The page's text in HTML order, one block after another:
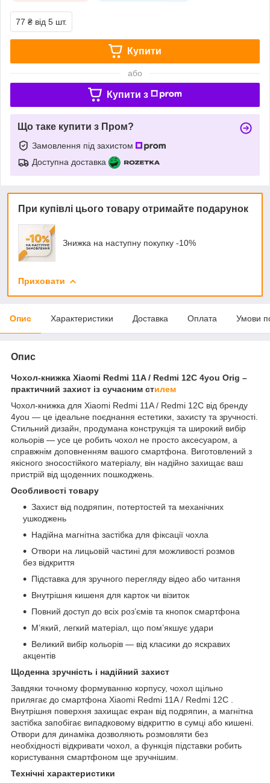
77 ₴ від 5 шт.
Купити
або
Купити з
Що таке купити з Пром?
Замовлення під захистом
Доступна доставка
При купівлі цього товару отримайте подарунок
Знижка на наступну покупку -10%
Приховати
Опис Характеристики Доставка Оплата Умови
Опис
Чохол-книжка Xiaomi Redmi 11A / Redmi 12C 4you Orig –
практичний захист із сучасним стилем
Чохол-книжка для Xiaomi Redmi 11A / Redmi 12C від бренду
4you — це ідеальне поєднання естетики, захисту та зручності.
Стильний дизайн, продумана конструкція та широкий вибір
кольорів — усе це робить чохол не просто аксесуаром, а
справжнім доповненням вашого смартфона. Виготовлений з
якісного зносостійкого матеріалу, він надійно захищає ваш
пристрій від щоденних пошкоджень.
Особливості товару
Захист від подряпин, потертостей та механічних
ушкоджень
Надійна магнітна застібка для фіксації чохла
Отвори на лицьовій частині для можливості розмов
без відкриття
Підставка для зручного перегляду відео або читання
Внутрішня кишеня для карток чи візиток
Повний доступ до всіх роз’ємів та кнопок смартфона
М’який, легкий матеріал, що пом’якшує удари
Великий вибір кольорів — від класики до яскравих
акцентів
Щоденна зручність і надійний захист
Завдяки точному формуванню корпусу, чохол щільно
прилягає до смартфона Xiaomi Redmi 11A / Redmi 12C .
Внутрішня поверхня захищає екран від подряпин, а магнітна
застібка запобігає випадковому відкриттю в сумці або кишені.
Отвори для динаміка дозволяють розмовляти без
необхідності відкривати чохол, а функція підставки робить
користування смартфоном ще зручнішим.
Технічні характеристики